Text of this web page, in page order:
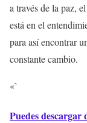
a través de la paz,
está en el
para así encontrar
constante cambio.
«`
Puedes descargar